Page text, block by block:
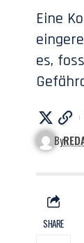
Eine
es,
By
SHARE